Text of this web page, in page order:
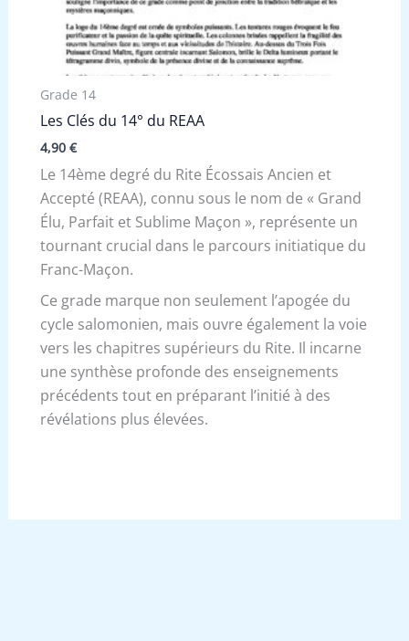
Grade 14
Les Clés du 14° du REAA
4,90 €
Le 14ème degré du Rite Écossais Ancien et
Accepté (REAA), connu sous le nom de « Grand
Élu, Parfait et Sublime Maçon », représente un
tournant crucial dans le parcours initiatique du
Franc-Maçon.
Ce grade marque non seulement l’apogée du
cycle salomonien, mais ouvre également la voie
vers les chapitres supérieurs du Rite. Il incarne
une synthèse profonde des enseignements
précédents tout en préparant l’initié à des
révélations plus élevées.